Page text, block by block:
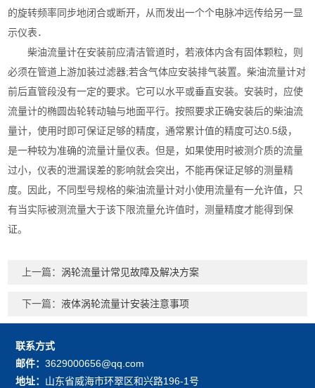
的旋转频率同步地闭合或断开，从而发出一个个电脉冲远传给另一显
示仪表．
柴油流量计在安装前应清洁管道时，若液体内含有固体颗粒，则
必须在管道上游加装过滤器;若含气体应安装排气装置。柴油流量计对
前后直管段没有一定的要求。它可以水平或垂直安装。安装时，应使
流量计的椭圆齿轮转动轴与地面平行。按照要求正确安装后的柴油流
量计，使用时即可保证足够的精度，通常累计值的精度可达0.5级，
是一种较为准确的流量计量仪表。但是，如果使用时被测介质的流量
过小，仪表的泄漏误差的影响就会突出，不能再保证足够的测量精
度。因此，不同型号规格的柴油流量计对小使用流量有一允许值，只
有当实际被测流量大于该下限流量允许值时，测量精度才能得到保
证。
上一篇：涡轮流量计常见故障及解决方案
下一篇：液体涡轮流量计安装注意事项
联系方式
邮件：3629000656@qq.com
地址： 山东省威海市环翠区和兴路196-1号